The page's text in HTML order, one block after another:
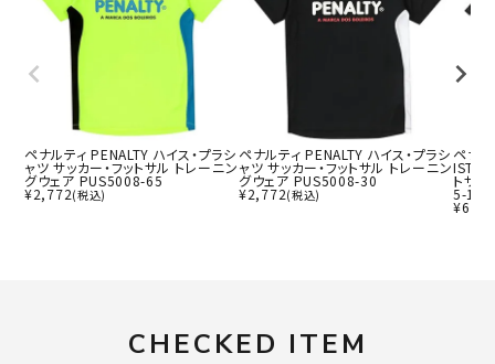
ペナルティ PENALTY ハイス・プラシ
ャツ サッカー・フットサル トレーニン
グウェア PUS5008-65
¥2,772(税込)
ペナルティ PENALTY ハイス・プラシ
ャツ サッカー・フットサル トレーニン
グウェア PUS5008-30
¥2,772(税込)
ペナ
トサ
5-10
¥
CHECKED ITEM